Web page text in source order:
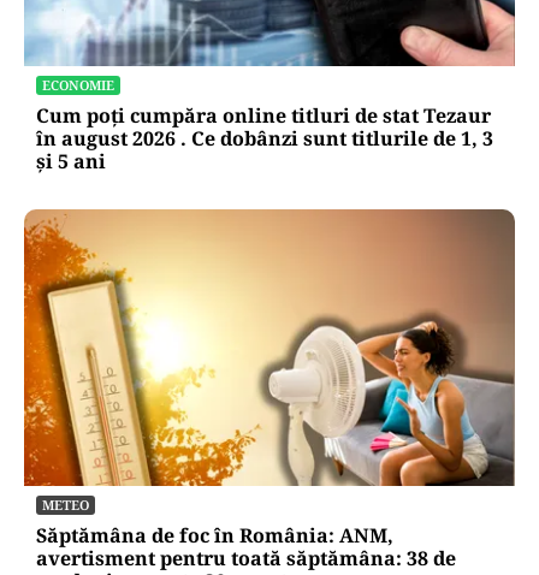
ECONOMIE
Cum poți cumpăra online titluri de stat Tezaur
în august 2026 . Ce dobânzi sunt titlurile de 1, 3
și 5 ani
METEO
Săptămâna de foc în România: ANM,
avertisment pentru toată săptămâna: 38 de